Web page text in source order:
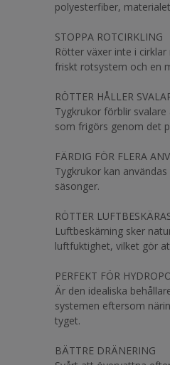
polyesterfiber,
STOPPA ROTCIRKLING
Rötter växer inte i
friskt rotsystem och en
RÖTTER HÅLLER
Tygkrukor förblir
som frigörs genom det
FÄRDIG FÖR FLERA
Tygkrukor kan
säsonger.
RÖTTER
Luftbeskärning sker
luftfuktighet, vilket gör
PERFEKT FÖR
Är den idealiska
systemen eftersom
tyget.
BÄTTRE DRÄNERING